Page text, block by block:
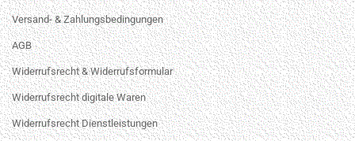
Versand- & Zahlungsbedingungen
AGB
Widerrufsrecht & Widerrufsformular
Widerrufsrecht digitale Waren
Widerrufsrecht Dienstleistungen